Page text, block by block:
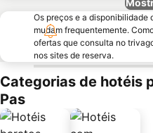
Os preços e a disponibilidade
mudam frequentemente.
ofertas que consulta no
nos sites de reserva.
Categorias de hotéis
Pas